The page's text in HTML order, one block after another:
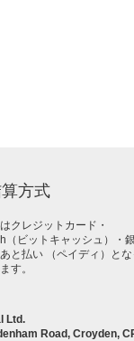
方式
クレジットカード・
（ビットキャッシュ）・
と払い （ペイディ）とな
す。
Ltd.
Road, Croyden,